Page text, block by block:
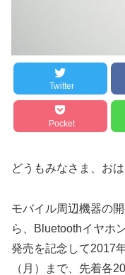
Twitter
Pocket
どうもみなさま、お
モバイル周辺機器の
ら、Bluetoothイヤホ
発売を記念して2017
（月）まで、先着各